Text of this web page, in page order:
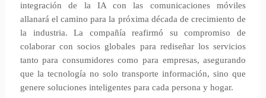
integración de la IA con las comunicaciones móviles
allanará el camino para la próxima década de crecimiento de
la industria. La compañía reafirmó su compromiso de
colaborar con socios globales para rediseñar los servicios
tanto para consumidores como para empresas, asegurando
que la tecnología no solo transporte información, sino que
genere soluciones inteligentes para cada persona y hogar.